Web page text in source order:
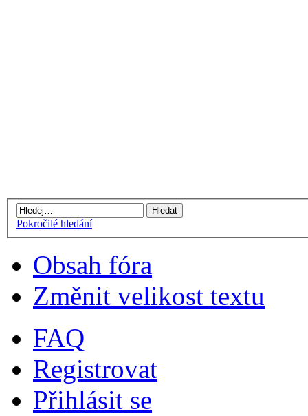
Pokročilé hledání
Obsah fóra
Změnit velikost textu
FAQ
Registrovat
Přihlásit se